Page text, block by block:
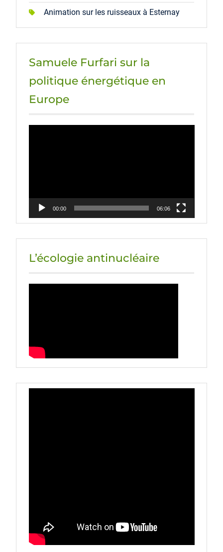
Animation sur les ruisseaux à Esternay
Samuele Furfari sur la
politique énergétique en
Europe
00:00 06:06
L’écologie antinucléaire